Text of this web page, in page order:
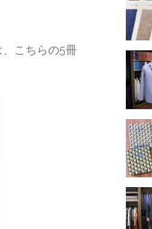
こちらの5冊